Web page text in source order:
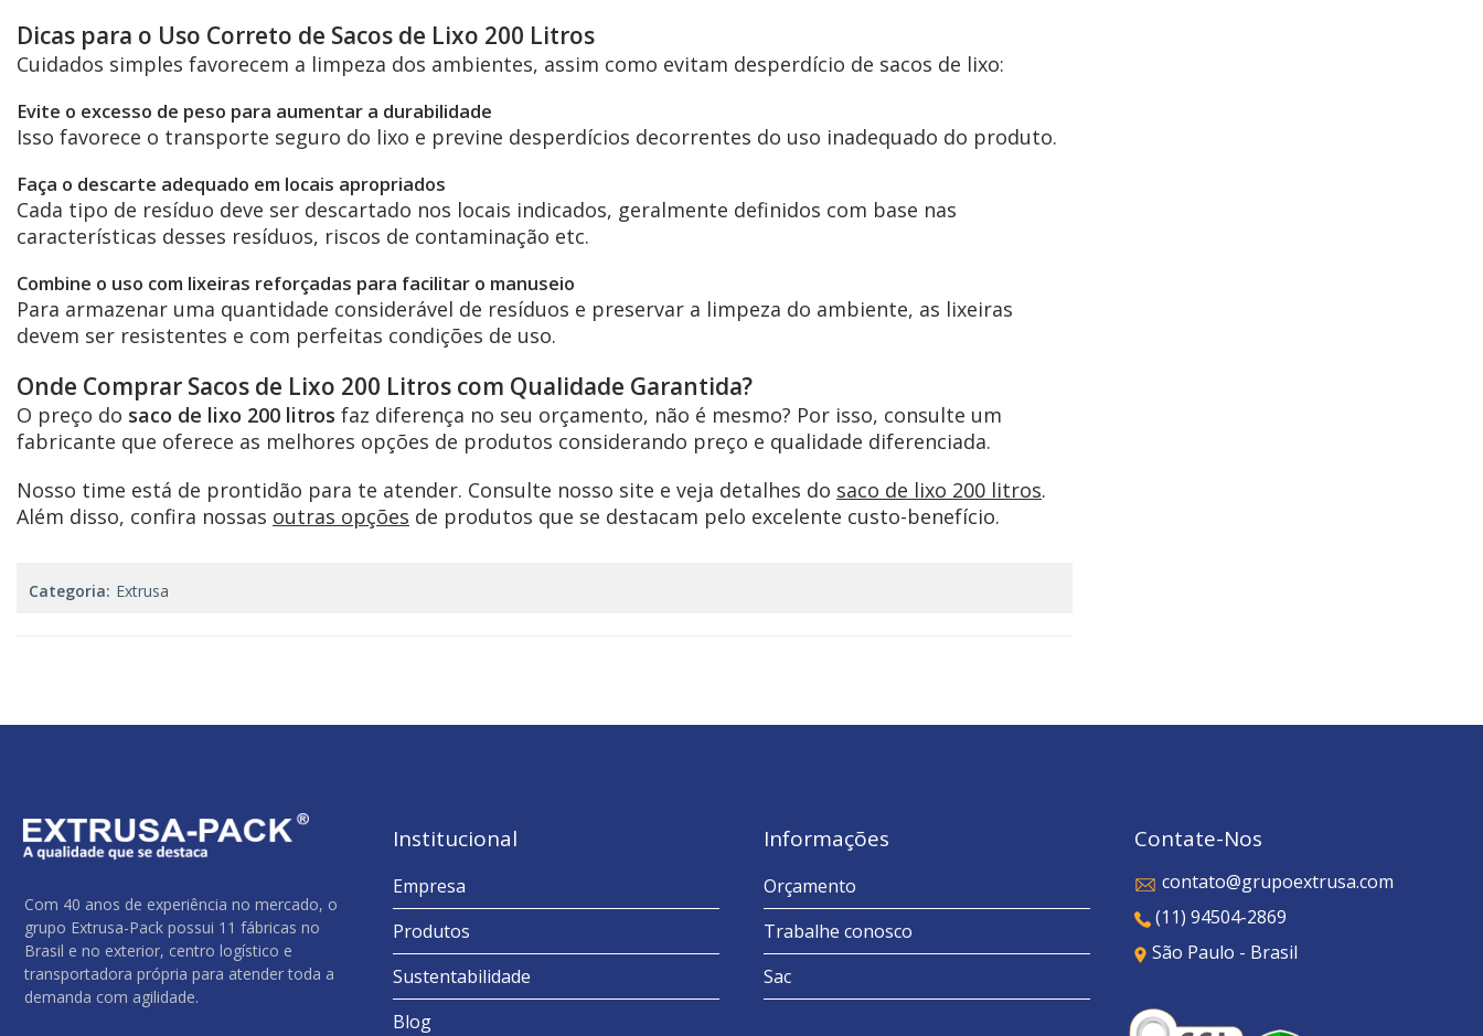
Dicas para o Uso Correto de Sacos de Lixo 200 Litros
Cuidados simples favorecem a limpeza dos ambientes, assim como evitam desperdício de sacos de lixo:
Evite o excesso de peso para aumentar a durabilidade
Isso favorece o transporte seguro do lixo e previne desperdícios decorrentes do uso inadequado do produto.
Faça o descarte adequado em locais apropriados
Cada tipo de resíduo deve ser descartado nos locais indicados, geralmente definidos com base nas
características desses resíduos, riscos de contaminação etc.
Combine o uso com lixeiras reforçadas para facilitar o manuseio
Para armazenar uma quantidade considerável de resíduos e preservar a limpeza do ambiente, as lixeiras
devem ser resistentes e com perfeitas condições de uso.
Onde Comprar Sacos de Lixo 200 Litros com Qualidade Garantida?
O preço do saco de lixo 200 litros faz diferença no seu orçamento, não é mesmo? Por isso, consulte um
fabricante que oferece as melhores opções de produtos considerando preço e qualidade diferenciada.
Nosso time está de prontidão para te atender. Consulte nosso site e veja detalhes do saco de lixo 200 litros.
Além disso, confira nossas outras opções de produtos que se destacam pelo excelente custo-benefício.
Categoria: Extrusa
Com 40 anos de experiência no mercado, o
grupo Extrusa-Pack possui 11 fábricas no
Brasil e no exterior, centro logístico e
transportadora própria para atender toda a
demanda com agilidade.
Institucional
Empresa
Produtos
Sustentabilidade
Blog
Informações
Orçamento
Trabalhe conosco
Sac
Contate-Nos
contato@grupoextrusa.com
(11) 94504-2869
São Paulo - Brasil